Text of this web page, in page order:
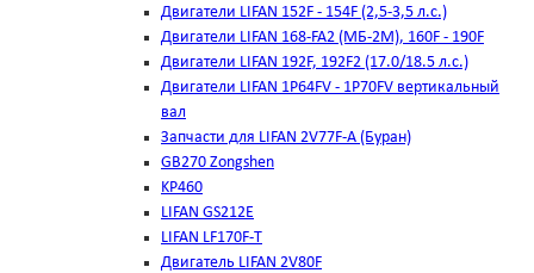
Двигатели LIFAN 152F - 154F (2,5-3,5 л.с.)
Двигатели LIFAN 168-FA2 (МБ-2М), 160F - 190F
Двигатели LIFAN 192F, 192F2 (17.0/18.5 л.с.)
Двигатели LIFAN 1Р64FV - 1Р70FV вертикальный
вал
Запчасти для LIFAN 2V77F-A (Буран)
GB270 Zongshen
KP460
LIFAN GS212E
LIFAN LF170F-T
Двигатель LIFAN 2V80F